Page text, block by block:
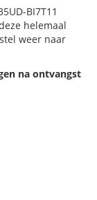
BI7T11
helemaal
weer naar
na ontvangst